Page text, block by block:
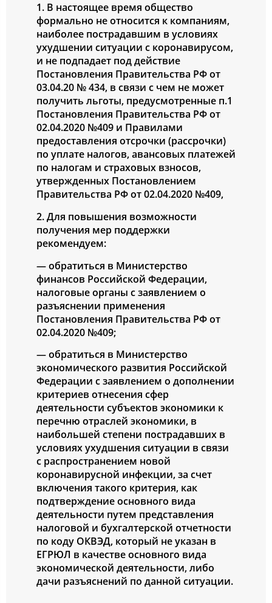
1. В настоящее время общество
формально не относится к компаниям,
наиболее пострадавшим в условиях
ухудшении ситуации с коронавирусом,
и не подпадает под действие
Постановления Правительства РФ от
03.04.20 № 434, в связи с чем не может
получить льготы, предусмотренные п.1
Постановления Правительства РФ от
02.04.2020 №409 и Правилами
предоставления отсрочки (рассрочки)
по уплате налогов, авансовых платежей
по налогам и страховых взносов,
утвержденных Постановлением
Правительства РФ от 02.04.2020 №409,
2. Для повышения возможности
получения мер поддержки
рекомендуем:
— обратиться в Министерство
финансов Российской Федерации,
налоговые органы с заявлением о
разъяснении применения
Постановления Правительства РФ от
02.04.2020 №409;
— обратиться в Министерство
экономического развития Российской
Федерации с заявлением о дополнении
критериев отнесения сфер
деятельности субъектов экономики к
перечню отраслей экономики, в
наибольшей степени пострадавших в
условиях ухудшения ситуации в связи
с распространением новой
коронавирусной инфекции, за счет
включения такого критерия, как
подтверждение основного вида
деятельности путем представления
налоговой и бухгалтерской отчетности
по коду ОКВЭД, который не указан в
ЕГРЮЛ в качестве основного вида
экономической деятельности, либо
дачи разъяснений по данной ситуации.